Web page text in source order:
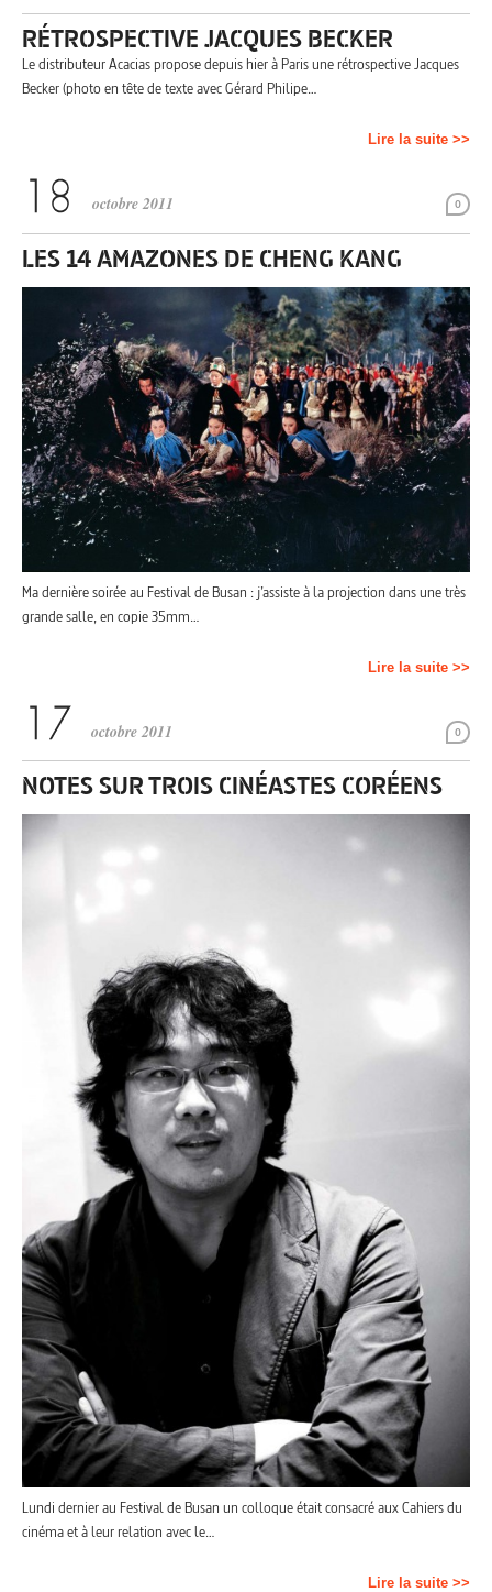
RÉTROSPECTIVE JACQUES BECKER
Le distributeur Acacias propose depuis hier à Paris une rétrospective Jacques
Becker (photo en tête de texte avec Gérard Philipe…
Lire la suite >>
0
octobre 2011
LES 14 AMAZONES DE CHENG KANG
Ma dernière soirée au Festival de Busan : j’assiste à la projection dans une très
grande salle, en copie 35mm…
Lire la suite >>
0
octobre 2011
NOTES SUR TROIS CINÉASTES CORÉENS
Lundi dernier au Festival de Busan un colloque était consacré aux Cahiers du
cinéma et à leur relation avec le…
Lire la suite >>